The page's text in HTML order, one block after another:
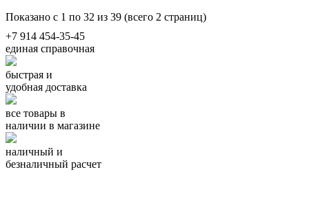
Показано с 1 по 32 из 39 (всего 2 страниц)
+7 914 454-35-45
единая справочная
быстрая и
удобная доставка
все товары в
наличии в магазине
наличный и
безналичный расчет